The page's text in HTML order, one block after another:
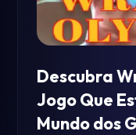
Descubra
Jogo Que
Mundo dos